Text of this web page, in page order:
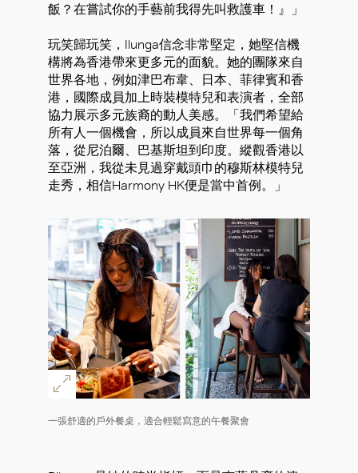
飯？在嘗試你的手藝前我得先叫救護車！』」
玩笑歸玩笑，Ilunga信念非常堅定，她堅信機
構將為香港帶來更多元的面貌。她的團隊來自
世界各地，例如津巴布韋、日本、菲律賓和香
港，國際成員加上時裝模特兒和表演者，全部
協力展示多元族裔的動人美感。「我們希望給
所有人一個機會，所以成員來自世界每一個角
落，從尼泊爾、巴基斯坦到印度。縱觀香港以
至亞洲，我從未見過穿戴頭巾的穆斯林模特兒
走秀，相信Harmony HK便是當中首例。」
一張舒適的戶外餐桌，適合輕鬆寫意的午餐聚會